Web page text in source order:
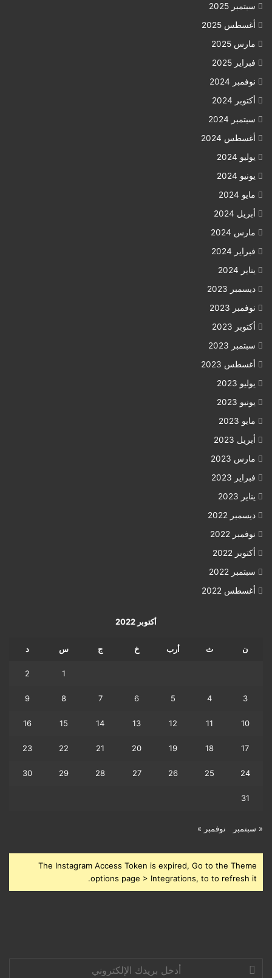
سبتمبر 2025
أغسطس 2025
مارس 2025
فبراير 2025
نوفمبر 2024
أكتوبر 2024
سبتمبر 2024
أغسطس 2024
يوليو 2024
يونيو 2024
مايو 2024
أبريل 2024
مارس 2024
فبراير 2024
يناير 2024
ديسمبر 2023
نوفمبر 2023
أكتوبر 2023
سبتمبر 2023
أغسطس 2023
يوليو 2023
يونيو 2023
مايو 2023
أبريل 2023
مارس 2023
فبراير 2023
يناير 2023
ديسمبر 2022
نوفمبر 2022
أكتوبر 2022
سبتمبر 2022
أغسطس 2022
أكتوبر 2022
ن ث أرب خ ج س د
1
2
3
4
5
6
7
8
9
10
11
12
13
14
15
16
17
18
19
20
21
22
23
24
25
26
27
28
29
30
31
« سبتمبر نوفمبر »
The Instagram Access Token is expired, Go to the Theme
options page > Integrations, to to refresh it.